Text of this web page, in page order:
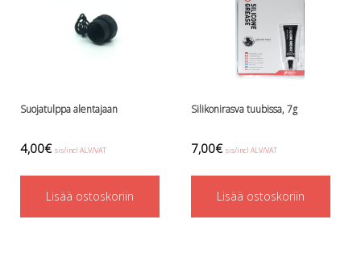
Valaisimet, akkukotelot yms.
Kanisterivalot
Osat ja komponentit
Wingit, selkälevyt ja tarvikkeet
Wingit
Suojatulppa alentajaan
4,00€ sis/incl ALV/VAT
Lisää ostoskoriin
Silikonirasva tuubissa, 7g
7,00€ sis/incl ALV/VAT
Lisää ostoskoriin